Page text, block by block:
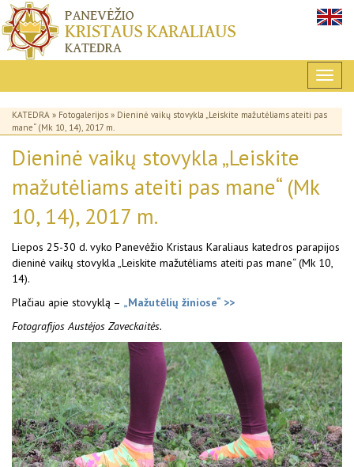
KATEDRA » Fotogalerijos » Dieninė vaikų stovykla „Leiskite mažutėliams ateiti pas
mane“ (Mk 10, 14), 2017 m.
Dieninė vaikų stovykla „Leiskite
mažutėliams ateiti pas mane“ (Mk
10, 14), 2017 m.
Liepos 25-30 d. vyko Panevėžio Kristaus Karaliaus katedros parapijos
dieninė vaikų stovykla „Leiskite mažutėliams ateiti pas mane“ (Mk 10,
14).
Plačiau apie stovyklą – „Mažutėlių žiniose“ >>
Fotografijos Austėjos Zaveckaitės.